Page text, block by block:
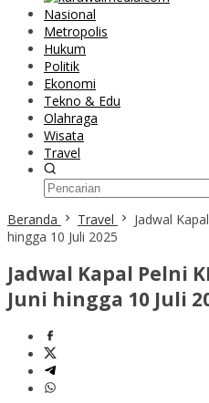
Nasional
Metropolis
Hukum
Politik
Ekonomi
Tekno & Edu
Olahraga
Wisata
Travel
Beranda Travel
Jadwal
hingga 10 Juli 2025
Jadwal Kapal Pelni
Juni hingga 10 Juli